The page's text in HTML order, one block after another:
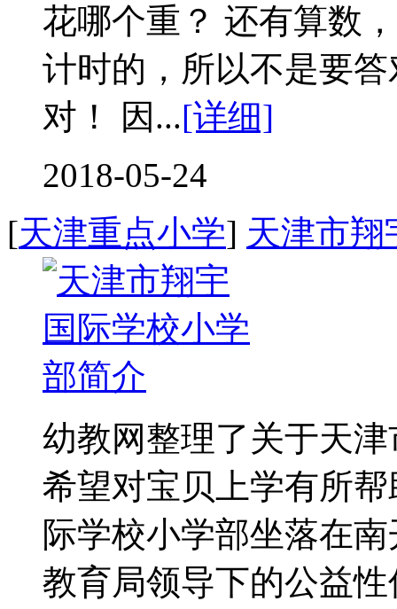
花哪个重？ 还有算数
计时的，所以不是要
对！ 因...[详细]
2018-05-24
[天津重点小学] 天津市翔
幼教网整理了关于天
希望对宝贝上学有所
际学校小学部坐落在
教育局领导下的公益